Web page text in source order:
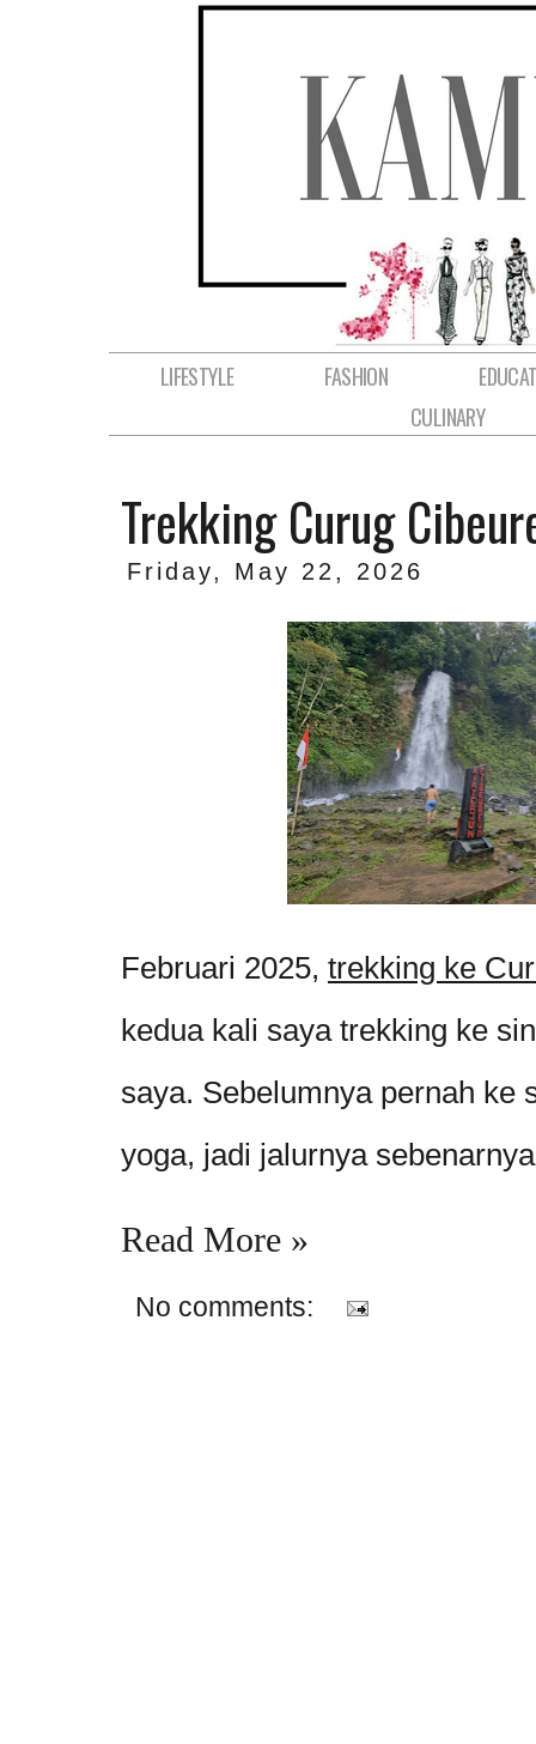
LIFESTYLE FASHION
CULINARY
Trekking Curug
Friday, May 22, 2026
Februari 2025, trekking ke
kedua kali saya trekking ke
saya. Sebelumnya pernah ke
yoga, jadi jalurnya
Read More »
No comments: